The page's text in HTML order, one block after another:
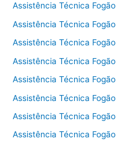
Assistência Técnica
Assistência Técnica
Assistência Técnica
Assistência Técnica
Assistência Técnica
Assistência Técnica
Assistência Técnica
Assistência Técnica